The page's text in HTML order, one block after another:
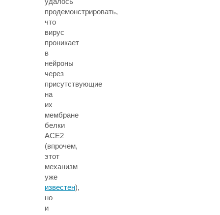
продемонстрировать,
что
вирус
проникает
в
нейроны
через
присутствующие
на
их
мембране
белки
ACE2
(впрочем,
этот
механизм
уже
известен),
но
и